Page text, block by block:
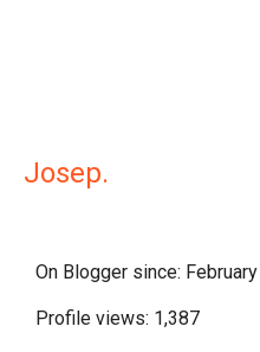
Josep.
On Blogger since:
Profile views: 1,387